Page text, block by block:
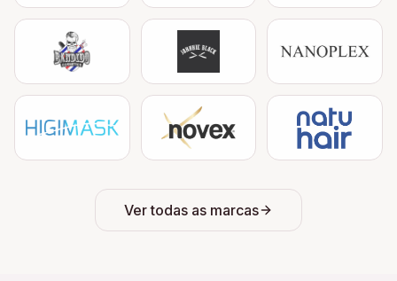
Ver todas as marcas